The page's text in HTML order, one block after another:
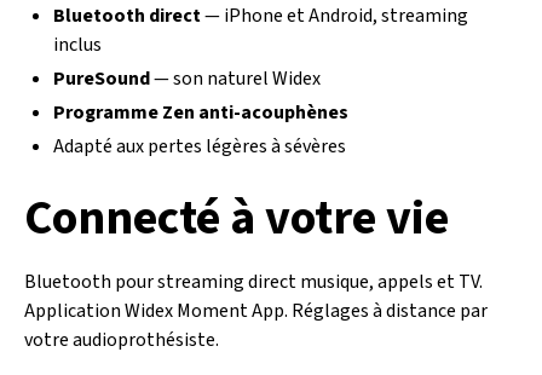
Bluetooth direct— iPhone et Android, streaming
inclus
PureSound— son naturel Widex
Programme Zen anti-acouphènes
Adapté aux pertes légères à sévères
Connecté à votre vie
Bluetooth pour streaming direct musique, appels et TV.
Application Widex Moment App. Réglages à distance par
votre audioprothésiste.